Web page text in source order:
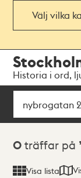
Välj vilka
navigationen
huvudinnehållet
Historia i ord,
Sök
Sökresultat
0 träffar på
Visa lista